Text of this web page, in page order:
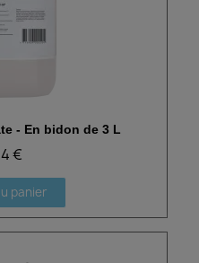
- En bidon de 3 L
€
panier